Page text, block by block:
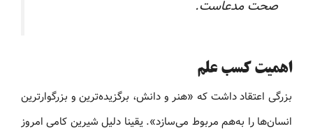
صحت مدعاست.
اهمیت کسب علم
بزرگی اعتقاد داشت که «هنر و دانش، برگزیده‌ترین و بزرگوارترین
انسان‌ها را به‌هم مربوط می‌سازد». یقینا دلیل شیرین کامی امروز